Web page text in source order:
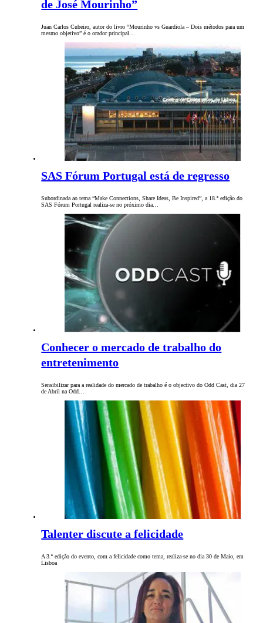
de José Mourinho”
Juan Carlos Cubeiro, autor do livro “Mourinho vs Guardiola – Dois métodos para um
mesmo objetivo” é o orador principal…
SAS Fórum Portugal está de regresso
Subordinada ao tema “Make Connections, Share Ideas, Be Inspired”, a 18.ª edição do
SAS Fórum Portugal realiza-se no próximo dia…
Conhecer o mercado de trabalho do
entretenimento
Sensibilizar para a realidade do mercado de trabalho é o objectivo do Odd Cast, dia 27
de Abril na Odd…
Talenter discute a felicidade
A 3.ª edição do evento, com a felicidade como tema, realiza-se no dia 30 de Maio, em
Lisboa